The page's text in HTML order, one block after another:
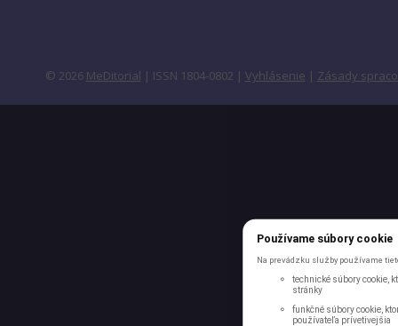
© 2026 MeDitorial | ISSN 1804-0802 | Vyhlásenie | Zásady
Používame súbory cookie
Na prevádzku služby používame
technické súbory cookie,
stránky
funkčné súbory cookie,
používateľa prívetivejšia